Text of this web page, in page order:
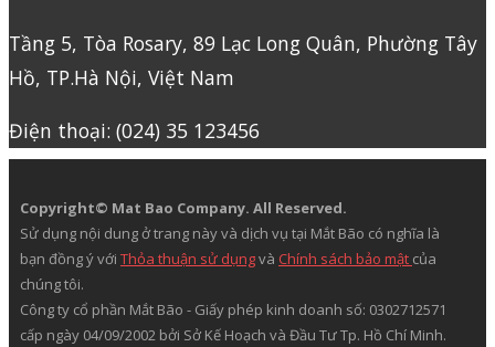
Tầng 5, Tòa Rosary, 89 Lạc Long Quân, Phường Tây
Hồ, TP.Hà Nội, Việt Nam
Điện thoại: (024) 35 123456
Copyright© Mat Bao Company. All Reserved.
Sử dụng nội dung ở trang này và dịch vụ tại Mắt Bão có nghĩa là
bạn đồng ý với Thỏa thuận sử dụngvà Chính sách bảo mật của
chúng tôi.
Công ty cổ phần Mắt Bão - Giấy phép kinh doanh số: 0302712571
cấp ngày 04/09/2002 bởi Sở Kế Hoạch và Đầu Tư Tp. Hồ Chí Minh.